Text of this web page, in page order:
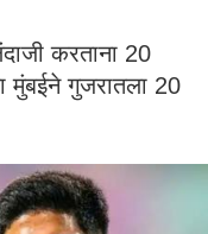
करताना 20
मुंबईने गुजरातला 20